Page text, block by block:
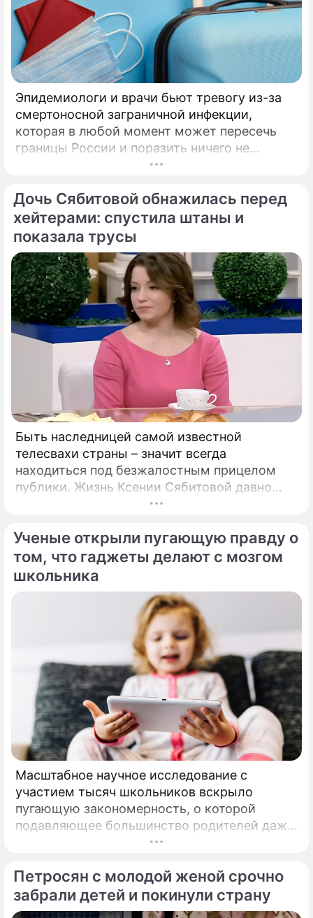
Эпидемиологи и врачи бьют тревогу из-за
смертоносной заграничной инфекции,
которая в любой момент может пересечь
границы России и поразить ничего не
подозревающих граждан. Россию
угрозе: в страну могут завезти неизлечимый
и смертоносный вирус Бурбон.
Дочь Сябитовой обнажилась перед
хейтерами: спустила штаны и
показала трусы
Быть наследницей самой известной
телесвахи страны – значит всегда
находиться под безжалостным прицелом
публики. Жизнь Ксении Сябитовой давно
рассматривают под мощной лупой.
Ученые открыли пугающую правду о
том, что гаджеты делают с мозгом
школьника
Масштабное научное исследование с
участием тысяч школьников вскрыло
пугающую закономерность, о которой
подавляющее большинство родителей даже
не догадывалось. Привычка дарить ребенку
социальным сетям в младшем
подростковом возрасте обворачивается
скрытым провалом в учебе.
Петросян с молодой женой срочно
забрали детей и покинули страну